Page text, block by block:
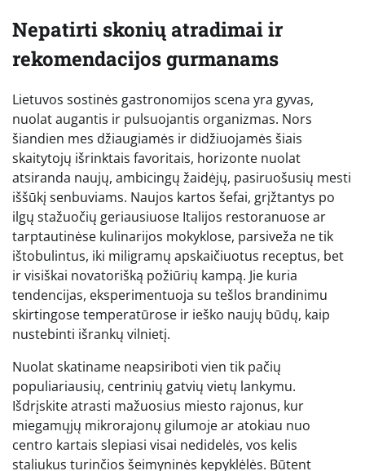
Nepatirti skonių atradimai ir
rekomendacijos gurmanams
Lietuvos sostinės gastronomijos scena yra gyvas,
nuolat augantis ir pulsuojantis organizmas. Nors
šiandien mes džiaugiamės ir didžiuojamės šiais
skaitytojų išrinktais favoritais, horizonte nuolat
atsiranda naujų, ambicingų žaidėjų, pasiruošusių mesti
iššūkį senbuviams. Naujos kartos šefai, grįžtantys po
ilgų stažuočių geriausiuose Italijos restoranuose ar
tarptautinėse kulinarijos mokyklose, parsiveža ne tik
ištobulintus, iki miligramų apskaičiuotus receptus, bet
ir visiškai novatorišką požiūrių kampą. Jie kuria
tendencijas, eksperimentuoja su tešlos brandinimu
skirtingose temperatūrose ir ieško naujų būdų, kaip
nustebinti išrankų vilnietį.
Nuolat skatiname neapsiriboti vien tik pačių
populiariausių, centrinių gatvių vietų lankymu.
Išdrįskite atrasti mažuosius miesto rajonus, kur
miegamųjų mikrorajonų gilumoje ar atokiau nuo
centro kartais slepiasi visai nedidelės, vos kelis
staliukus turinčios šeimyninės kepyklėlės. Būtent